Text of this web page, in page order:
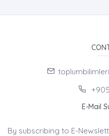
E-Mail
By subscribing to E-